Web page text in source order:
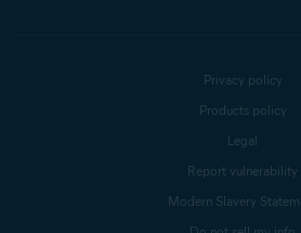
Privacy policy
Products policy
Legal
Report vulnerability
Modern Slavery